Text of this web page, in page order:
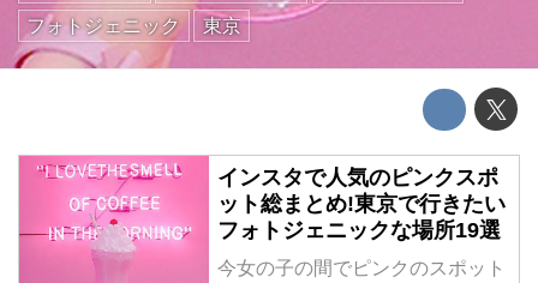
フォトジェニック
東京
インスタで人気のピンクスポ
ット総まとめ!東京で行きたい
フォトジェニックな場所19選
今女の子の間でピンクのスポット